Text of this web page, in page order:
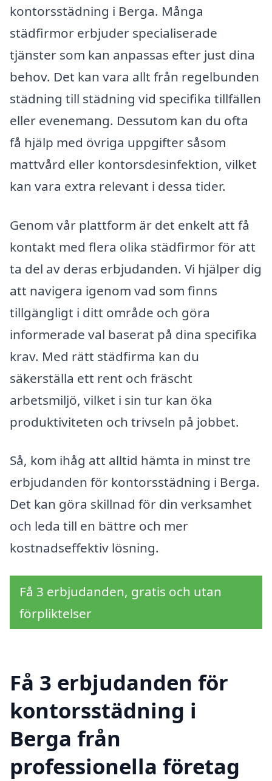
kontorsstädning i Berga. Många
städfirmor erbjuder specialiserade
tjänster som kan anpassas efter just dina
behov. Det kan vara allt från regelbunden
städning till städning vid specifika tillfällen
eller evenemang. Dessutom kan du ofta
få hjälp med övriga uppgifter såsom
mattvård eller kontorsdesinfektion, vilket
kan vara extra relevant i dessa tider.
Genom vår plattform är det enkelt att få
kontakt med flera olika städfirmor för att
ta del av deras erbjudanden. Vi hjälper dig
att navigera igenom vad som finns
tillgängligt i ditt område och göra
informerade val baserat på dina specifika
krav. Med rätt städfirma kan du
säkerställa ett rent och fräscht
arbetsmiljö, vilket i sin tur kan öka
produktiviteten och trivseln på jobbet.
Så, kom ihåg att alltid hämta in minst tre
erbjudanden för kontorsstädning i Berga.
Det kan göra skillnad för din verksamhet
och leda till en bättre och mer
kostnadseffektiv lösning.
Få 3 erbjudanden, gratis och utan
förpliktelser
Få 3 erbjudanden för
kontorsstädning i
Berga från
professionella företag